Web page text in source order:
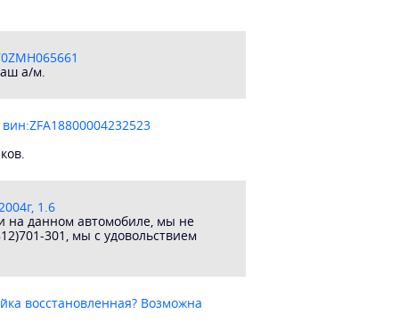
а/м.
1.6
на данном автомобиле, мы не
301, мы с удовольствием
восстановленная? Возможна